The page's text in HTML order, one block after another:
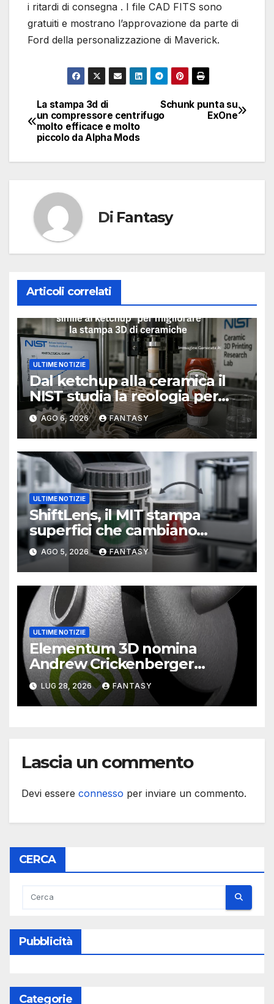
i ritardi di consegna . I file CAD FITS sono
gratuiti e mostrano l’approvazione da parte di
Ford della personalizzazione di Maverick.
Navigazione
articoli
Schunk punta su
ExOne
La stampa 3d di
un compressore centrifugo
molto efficace e molto
piccolo da Alpha Mods
Di Fantasy
Articoli correlati
ULTIME NOTIZIE
Dal ketchup alla ceramica il
NIST studia la reologia per
rendere più affidabile la
stampa 3D
AGO 6, 2026 FANTASY
ULTIME NOTIZIE
ShiftLens, il MIT stampa
superfici che cambiano
immagine senza elettronica
AGO 5, 2026 FANTASY
ULTIME NOTIZIE
Elementum 3D nomina
Andrew Crickenberger
amministratore delegato e
ridefinisce la struttura di
vertice
LUG 28, 2026 FANTASY
Lascia un commento
Devi essere connesso per inviare un commento.
CERCA
Pubblicità
Categorie